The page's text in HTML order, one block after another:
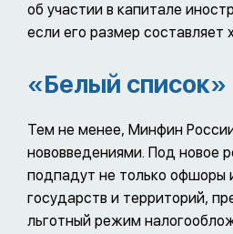
об участии в капитале
если его размер составляет
«Белый список»
Тем не менее, Минфин
нововведениями. Под новое
подпадут не только офшоры
государств и территорий,
льготный режим